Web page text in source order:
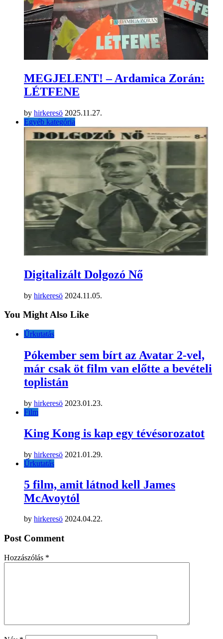
MEGJELENT! – Ardamica Zorán:
LÉTFENE
by hirkeresö 2025.11.27.
Egyéb kategória
Digitalizált Dolgozó Nő
by hirkeresö 2024.11.05.
You Might Also Like
Űrkutatás
Pókember sem bírt az Avatar 2-vel,
már csak öt film van előtte a bevételi
toplistán
by hirkeresö 2023.01.23.
Film
King Kong is kap egy tévésorozatot
by hirkeresö 2021.01.29.
Űrkutatás
5 film, amit látnod kell James
McAvoytól
by hirkeresö 2024.04.22.
Post Comment
Hozzászólás *